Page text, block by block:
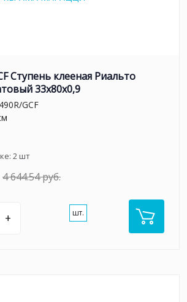
Ступень клееная Риальто
33x80x0,9
GCF
2шт
4 644.54 руб.
+ шт.